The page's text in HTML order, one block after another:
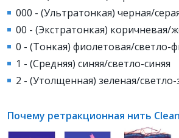
000 - (Ультратонкая) черная/
00 - (Экстратонкая) коричневая/
0 - (Тонкая) фиолетовая/светло-
1 - (Средняя) синяя/светло-синяя
2 - (Утолщенная) зеленая/светло-
Почему ретракционная нить